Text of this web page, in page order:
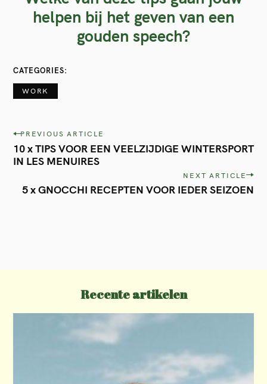
helpen bij het geven van een
gouden speech?
CATEGORIES
WORK
P
o
PREVIOUS ARTICLE
10 x TIPS VOOR EEN VEELZIJDIGE WINTERSPORT
IN LES MENUIRES
NEXT ARTICLE
5 x GNOCCHI RECEPTEN VOOR IEDER SEIZOEN
Recente artikelen